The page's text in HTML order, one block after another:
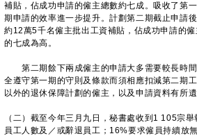
補貼，佔成功申請的僱主總數約七成。吸收了第
期申請的效率進一步提升。計劃第二期截止申請
約12萬5千名僱主批出工資補貼，佔成功申請的
的七成為高。
第二期餘下兩成僱主的申請大多需要較長時間
全遵守第一期的守則及條款而須相應扣減第二期
以外的退休保障計劃的僱主，以及申請資料有所遺
（二）截至今年三月九日，秘書處收到1 105宗
員工人數及／或辭退員工；16%要求僱員持續放